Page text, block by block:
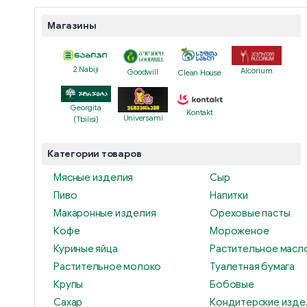
Магазины
2 Nabiji Goodwill Clean House Alcorium
Georgita
(Tbilisi)
Universami
Kontakt
Категории товаров
Мясные изделия
Сыр
Пиво
Напитки
Макаронные изделия
Ореховые пасты
Кофе
Мороженое
Куриные яйца
Растительное
Растительное молоко
Туалетная бумага
Крупы
Бобовые
Сахар
Кондитерские